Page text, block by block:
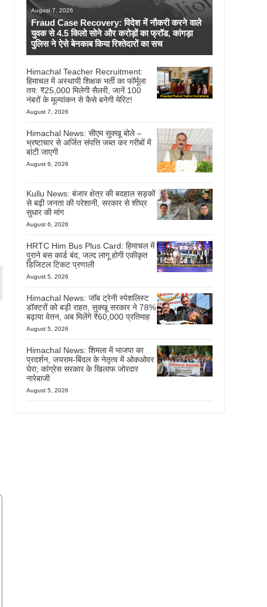
August 7, 2026
Fraud Case Recovery: विदेश में नौकरी करने वाले
युवक से 4.5 किलो सोने और करोड़ों का फ्रॉड, कांगड़ा
पुलिस ने ऐसे बेनकाब किया रिश्तेदारों का सच
Himachal Teacher Recruitment:
हिमाचल में अस्थायी शिक्षक भर्ती का फॉर्मूला
तय: ₹25,000 मिलेगी सैलरी, जानें 100
नंबरों के मूल्यांकन से कैसे बनेगी मेरिट!
August 7, 2026
Himachal News: सीएम सुक्खू बोले –
भ्रष्टाचार से अर्जित संपत्ति जब्त कर गरीबों में
बांटी जाएगी
August 6, 2026
Kullu News: बंजार क्षेत्र की बदहाल सड़कों
से बढ़ी जनता की परेशानी, सरकार से शीघ्र
सुधार की मांग
August 6, 2026
HRTC Him Bus Plus Card: हिमाचल में
पुराने बस कार्ड बंद, जल्द लागू होगी एकीकृत
डिजिटल टिकट प्रणाली
August 5, 2026
Himachal News: जॉब ट्रेनी स्पेशलिस्ट
डॉक्टरों को बड़ी राहत, सुक्खू सरकार ने 78%
बढ़ाया वेतन, अब मिलेंगे ₹60,000 प्रतिमाह
August 5, 2026
Himachal News: शिमला में भाजपा का
प्रदर्शन, जयराम-बिंदल के नेतृत्व में ओकओवर
घेरा; कांग्रेस सरकार के खिलाफ जोरदार
नारेबाजी
August 5, 2026